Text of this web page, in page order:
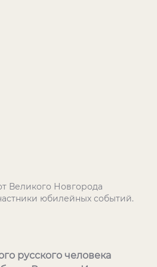
Великого Новгорода
юбилейных событий.
русского человека